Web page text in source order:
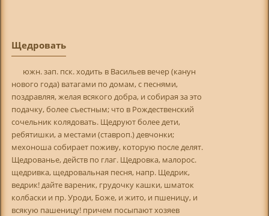
Щедровать
южн. зап. пск. ходить в Васильев вечер (канун
нового года) ватагами по домам, с песнями,
поздравляя, желая всякого добра, и собирая за это
подачку, более съестным; что в Рождественский
сочельник колядовать. Щедруют более дети,
ребятишки, а местами (ставроп.) девчонки;
мехоноша собирает поживу, которую после делят.
Щедрованье, действ по глаг. Щедровка, малорос.
щедривка, щедровальная песня, напр. Щедрик,
ведрик! дайте вареник, грудочку кашки, шматок
колбаски и пр. Уроди, Боже, и жито, и пшеницу, и
всякую пашеницу! причем посыпают хозяев